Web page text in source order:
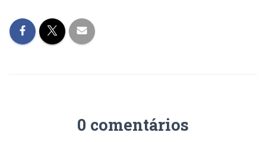
0 comentários